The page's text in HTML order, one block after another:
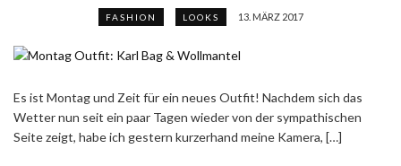
FASHION LOOKS 13. MÄRZ 2017
Es ist Montag und Zeit für ein neues Outfit! Nachdem sich das
Wetter nun seit ein paar Tagen wieder von der sympathischen
Seite zeigt, habe ich gestern kurzerhand meine Kamera, […]